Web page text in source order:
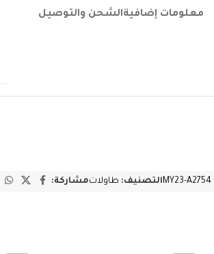
معلومات إضافيةالشحن والتوصيل
MY23-A2754التصنيف: طاولاتمشاركة: